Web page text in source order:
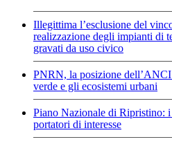
Illegittima l’esclusione del
realizzazione degli impianti di
gravati da uso civico
PNRN, la posizione
verde e gli ecosistemi urbani
Piano Nazionale di Ripristino:
portatori di interesse